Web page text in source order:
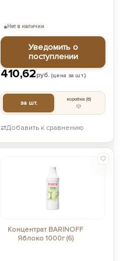
410,62руб.(цена за шт.)
за шт. коробка(6)
Нет в наличии
Уведомить о
поступлении
⇄Добавить к сравнению
Концентрат BARINOFF
Яблоко 1000г (6)